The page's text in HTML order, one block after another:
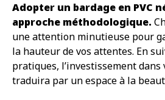
Adopter un bardage en PVC
approche méthodologique.
une attention minutieuse pour
la hauteur de vos attentes. En
pratiques, l’investissement
traduira par un espace à la